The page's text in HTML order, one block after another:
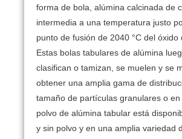
forma de bola, alúmina calcinada de
intermedia a una temperatura justo
punto de fusión de 2040 °C del óxido
Estas bolas tabulares de alúmina
clasifican o tamizan, se muelen y se
obtener una amplia gama de
tamaño de partículas granulares o en
polvo de alúmina tabular está
y sin polvo y en una amplia variedad